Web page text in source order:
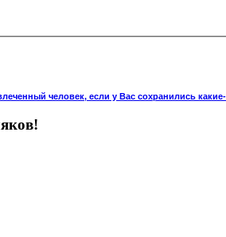
человек, если у Вас сохранились